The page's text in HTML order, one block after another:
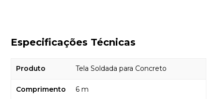
Especificações Técnicas
Produto Tela Soldada para Concreto
Comprimento 6 m